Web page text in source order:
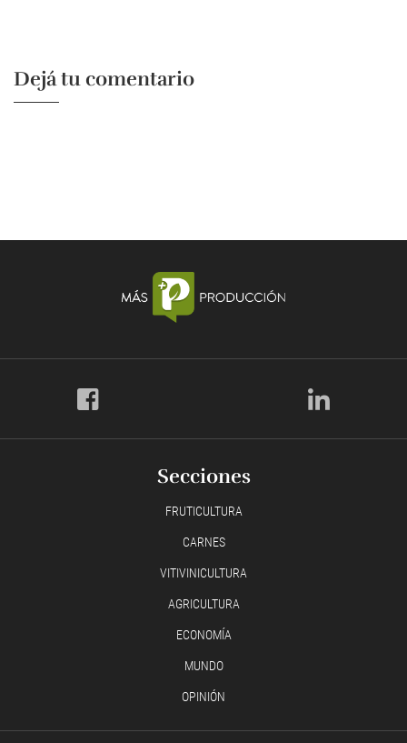
Dejá tu comentario
Secciones
FRUTICULTURA
CARNES
VITIVINICULTURA
AGRICULTURA
ECONOMÍA
MUNDO
OPINIÓN